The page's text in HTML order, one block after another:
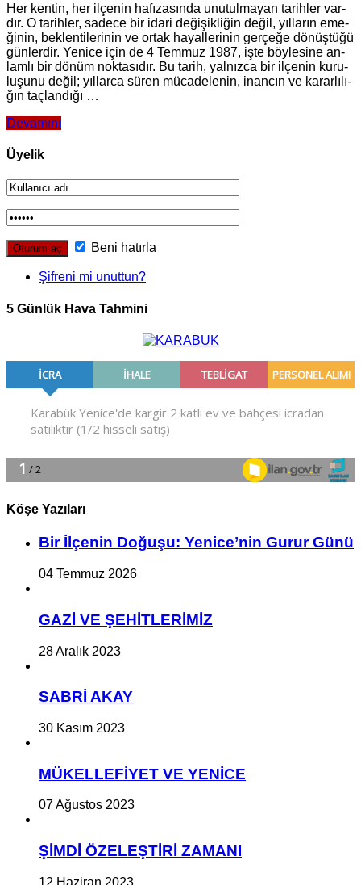
Her ken­tin, her il­çe­nin ha­fı­za­sın­da unu­tul­ma­yan ta­rih­ler var­
dır. O ta­rih­ler, sa­de­ce bir idari de­ği­şik­li­ğin değil, yıl­la­rın eme­
ği­nin, bek­len­ti­le­ri­nin ve ortak ha­yal­le­ri­nin ger­çe­ğe dö­nüş­tü­ğü
gün­ler­dir. Ye­ni­ce için de 4 Tem­muz 1987, işte böy­le­si­ne an­
lam­lı bir dönüm nok­ta­sı­dır. Bu tarih, yal­nız­ca bir il­çe­nin ku­ru­
lu­şu­nu değil; yıl­lar­ca süren mü­ca­de­le­nin, inan­cın ve ka­rar­lı­lı­
ğın taç­lan­dı­ğı …
Devamını
Üyelik
Beni hatırla
Şifreni mi unuttun?
5 Günlük Hava Tahmini
Köşe Yazıları
Bir İlçe­nin Do­ğu­şu: Ye­ni­ce’nin Gurur Günü
04 Temmuz 2026
GAZİ VE ŞEHİTLERİMİZ
28 Aralık 2023
SABRİ AKAY
30 Kasım 2023
MÜKELLEFİYET VE YENİCE
07 Ağustos 2023
ŞİMDİ ÖZELEŞTİRİ ZAMANI
12 Haziran 2023